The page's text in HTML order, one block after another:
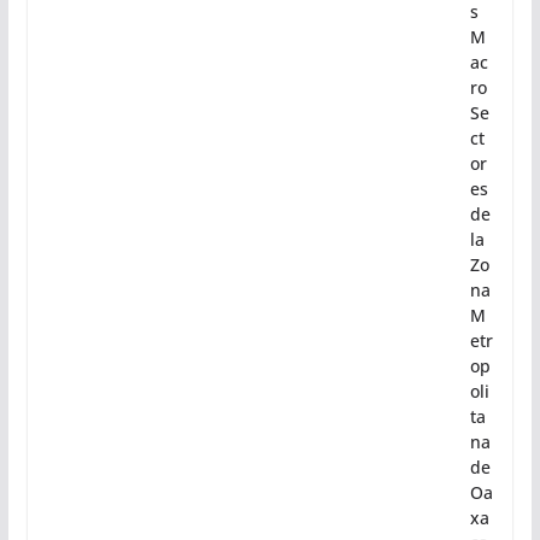
s
M
ac
ro
Se
ct
or
es
de
la
Zo
na
M
etr
op
oli
ta
na
de
Oa
xa